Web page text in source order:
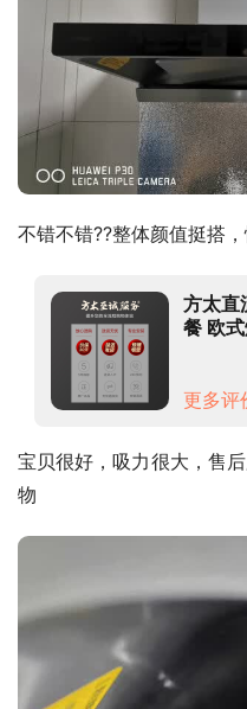
不错不错??整体颜值挺搭
方太直
餐 欧
更多评
宝贝很好，吸力很大，售
物